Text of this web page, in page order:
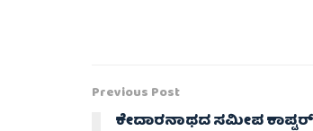
Previous Post
ಕೇದಾರನಾಥದ ಸಮೀಪ